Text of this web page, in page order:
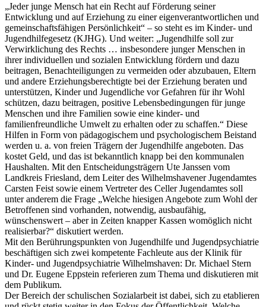
„Jeder junge Mensch hat ein Recht auf Förderung seiner
Entwicklung und auf Erziehung zu einer eigenverantwortlichen und
gemeinschaftsfähigen Persönlichkeit“ – so steht es im Kinder- und
Jugendhilfegesetz (KJHG). Und weiter: „Jugendhilfe soll zur
Verwirklichung des Rechts … insbesondere junger Menschen in
ihrer individuellen und sozialen Entwicklung fördern und dazu
beitragen, Benachteiligungen zu vermeiden oder abzubauen, Eltern
und andere Erziehungsberechtigte bei der Erziehung beraten und
unterstützen, Kinder und Jugendliche vor Gefahren für ihr Wohl
schützen, dazu beitragen, positive Lebensbedingungen für junge
Menschen und ihre Familien sowie eine kinder- und
familienfreundliche Umwelt zu erhalten oder zu schaffen.“ Diese
Hilfen in Form von pädagogischem und psychologischem Beistand
werden u. a. von freien Trägern der Jugendhilfe angeboten. Das
kostet Geld, und das ist bekanntlich knapp bei den kommunalen
Haushalten. Mit den Entscheidungsträgern Ute Janssen vom
Landkreis Friesland, dem Leiter des Wilhelmshavener Jugendamtes
Carsten Feist sowie einem Vertreter des Celler Jugendamtes soll
unter anderem die Frage „Welche hiesigen Angebote zum Wohl der
Betroffenen sind vorhanden, notwendig, ausbaufähig,
wünschenswert – aber in Zeiten knapper Kassen womöglich nicht
realisierbar?“ diskutiert werden.
Mit den Berührungspunkten von Jugendhilfe und Jugendpsychiatrie
beschäftigen sich zwei kompetente Fachleute aus der Klinik für
Kinder- und Jugendpsychiatrie Wilhelmshaven: Dr. Michael Stern
und Dr. Eugene Eppstein referieren zum Thema und diskutieren mit
dem Publikum.
Der Bereich der schulischen Sozialarbeit ist dabei, sich zu etablieren